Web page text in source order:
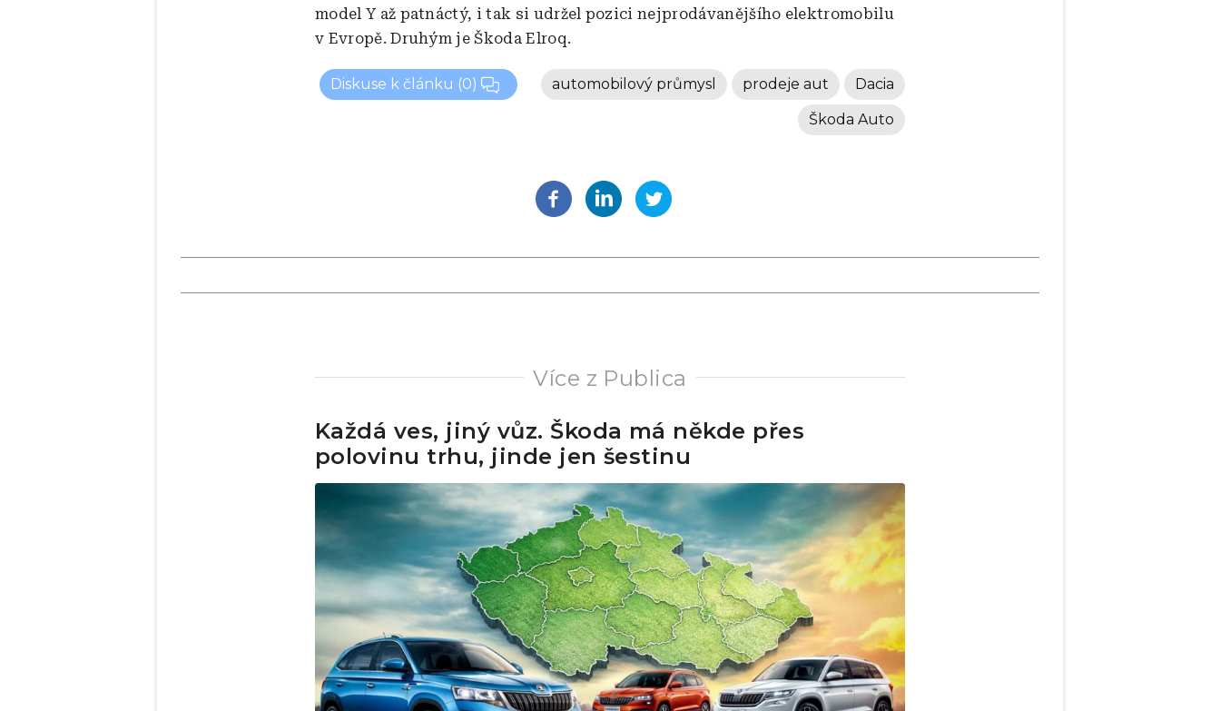
model Y až patnáctý, i tak si udržel pozici nejprodávanějšího elektromobilu
v Evropě. Druhým je Škoda Elroq.
Diskuse k článku (0) Dacia
prodeje aut
automobilový průmysl
Škoda Auto
Více z Publica
Každá ves, jiný vůz. Škoda má někde přes
polovinu trhu, jinde jen šestinu